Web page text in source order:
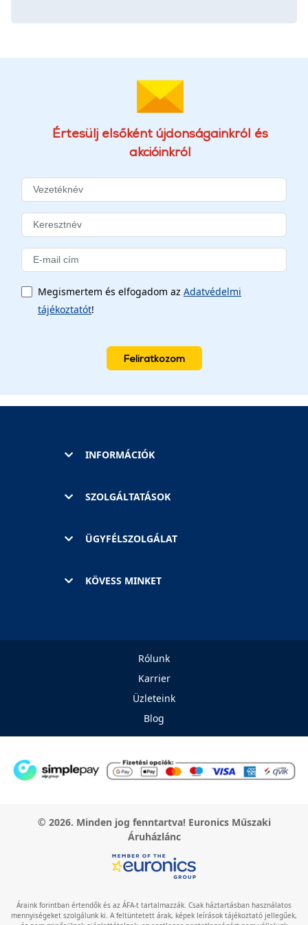
Értesülj elsőként újdonságainkról és
akcióinkról
Megismertem és elfogadom az Adatvédelmi
tájékoztatót!
Feliratkozom
INFORMÁCIÓK
SZOLGÁLTATÁSOK
ÜGYFÉLSZOLGÁLAT
KÖVESS MINKET
Rólunk
Karrier
Üzleteink
Blog
© 2026. Minden jog fenntartva! Euronics Műszaki
Áruházlánc
Áraink forintban értendők és az ÁFA-t tartalmazzák. Csak háztartásban használatos
mennyiségeket szolgálunk ki. A feltüntetett árak, képek leírások tájékoztató jellegűek,